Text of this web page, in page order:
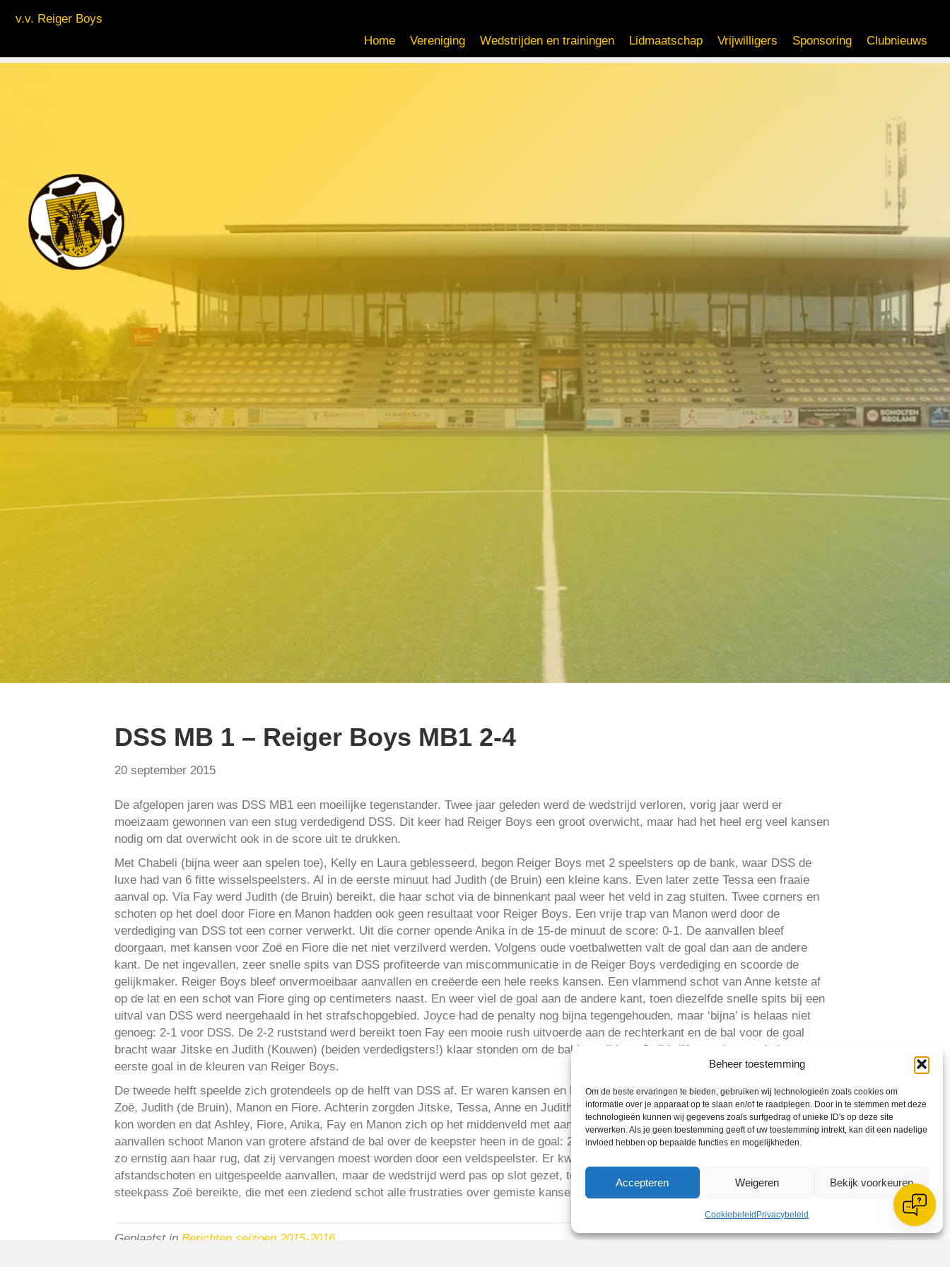
Beheer toestemming
Om de beste ervaringen te bieden, gebruiken wij technologieën zoals cookies om
informatie over je apparaat op te slaan en/of te raadplegen. Door in te stemmen met deze
technologieën kunnen wij gegevens zoals surfgedrag of unieke ID's op deze site
verwerken. Als je geen toestemming geeft of uw toestemming intrekt, kan dit een nadelige
invloed hebben op bepaalde functies en mogelijkheden.
Accepteren Weigeren Bekijk voorkeuren
Cookiebeleid Privacybeleid
v.v. Reiger Boys
Home
Vereniging Wedstrijden en trainingen Lidmaatschap Vrijwilligers Sponsoring Clubnieuws
DSS MB 1 – Reiger Boys MB1 2-4
20 september 2015
De afgelopen jaren was DSS MB1 een moeilijke tegenstander. Twee jaar geleden werd de wedstrijd verloren, vorig jaar werd er
moeizaam gewonnen van een stug verdedigend DSS. Dit keer had Reiger Boys een groot overwicht, maar had het heel erg veel kansen
nodig om dat overwicht ook in de score uit te drukken.
Met Chabeli (bijna weer aan spelen toe), Kelly en Laura geblesseerd, begon Reiger Boys met 2 speelsters op de bank, waar DSS de
luxe had van 6 fitte wisselspeelsters. Al in de eerste minuut had Judith (de Bruin) een kleine kans. Even later zette Tessa een fraaie
aanval op. Via Fay werd Judith (de Bruin) bereikt, die haar schot via de binnenkant paal weer het veld in zag stuiten. Twee corners en
schoten op het doel door Fiore en Manon hadden ook geen resultaat voor Reiger Boys. Een vrije trap van Manon werd door de
verdediging van DSS tot een corner verwerkt. Uit die corner opende Anika in de 15-de minuut de score: 0-1. De aanvallen bleef
doorgaan, met kansen voor Zoë en Fiore die net niet verzilverd werden. Volgens oude voetbalwetten valt de goal dan aan de andere
kant. De net ingevallen, zeer snelle spits van DSS profiteerde van miscommunicatie in de Reiger Boys verdediging en scoorde de
gelijkmaker. Reiger Boys bleef onvermoeibaar aanvallen en creëerde een hele reeks kansen. Een vlammend schot van Anne ketste af
op de lat en een schot van Fiore ging op centimeters naast. En weer viel de goal aan de andere kant, toen diezelfde snelle spits bij een
uitval van DSS werd neergehaald in het strafschopgebied. Joyce had de penalty nog bijna tegengehouden, maar ‘bijna’ is helaas niet
genoeg: 2-1 voor DSS. De 2-2 ruststand werd bereikt toen Fay een mooie rush uitvoerde aan de rechterkant en de bal voor de goal
bracht waar Jitske en Judith (Kouwen) (beiden verdedigsters!) klaar stonden om de bal in te tikken. Judith (Kouwen) scoorde haar
eerste goal in de kleuren van Reiger Boys.
De tweede helft speelde zich grotendeels op de helft van DSS af. Er waren kansen en kansjes uit allerlei situaties voor Fay, Valerie,
Zoë, Judith (de Bruin), Manon en Fiore. Achterin zorgden Jitske, Tessa, Anne en Judith (Kouwen) er voor dat DSS niet meer gevaarlijk
kon worden en dat Ashley, Fiore, Anika, Fay en Manon zich op het middenveld met aanvallen bezig konden houden. Na 25 minuten
aanvallen schoot Manon van grotere afstand de bal over de keepster heen in de goal: 2-3. Daarbij blesseerde de keepster van DSS zich
zo ernstig aan haar rug, dat zij vervangen moest worden door een veldspeelster. Er kwamen nog veel meer kansen, uit corners,
afstandschoten en uitgespeelde aanvallen, maar de wedstrijd werd pas op slot gezet, toen Judith (de Bruin) met een heel goede
steekpass Zoë bereikte, die met een ziedend schot alle frustraties over gemiste kansen van zich af schoot: 2-4.
Geplaatst in Berichten seizoen 2015-2016